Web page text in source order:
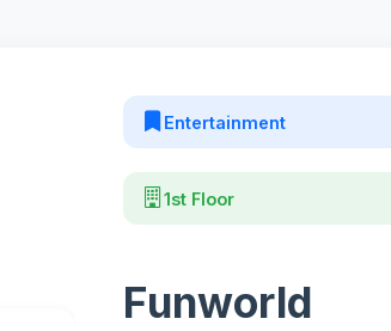
Entertainment
1st Floor
Funworld